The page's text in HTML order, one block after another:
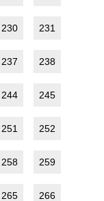
230 231
237 238
244 245
251 252
258 259
265 266